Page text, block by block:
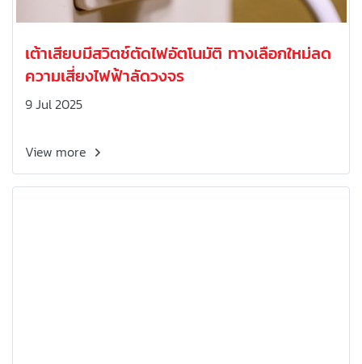
เต้าเสียบมีสวิตช์ตัดไฟอัตโนมัติ ทางเลือกใหม่ลด
ความเสี่ยงไฟฟ้าลัดวงจร
9 Jul 2025
View more